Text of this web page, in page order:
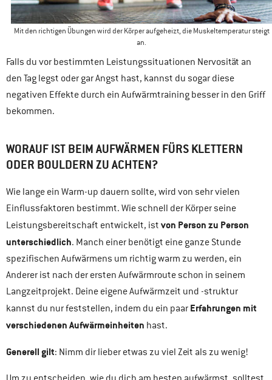
Mit den richtigen Übungen wird der Körper aufgeheizt, die Muskeltemperatur steigt
an.
Falls du vor bestimmten Leistungssituationen Nervosität an
den Tag legst oder gar Angst hast, kannst du sogar diese
negativen Effekte durch ein Aufwärmtraining besser in den Griff
bekommen.
WORAUF IST BEIM AUFWÄRMEN FÜRS KLETTERN
ODER BOULDERN ZU ACHTEN?
Wie lange ein Warm-up dauern sollte, wird von sehr vielen
Einflussfaktoren bestimmt. Wie schnell der Körper seine
Leistungsbereitschaft entwickelt, ist von Person zu Person
unterschiedlich. Manch einer benötigt eine ganze Stunde
spezifischen Aufwärmens um richtig warm zu werden, ein
Anderer ist nach der ersten Aufwärmroute schon in seinem
Langzeitprojekt. Deine eigene Aufwärmzeit und -struktur
kannst du nur feststellen, indem du ein paar Erfahrungen mit
verschiedenen Aufwärmeinheiten hast.
Generell gilt: Nimm dir lieber etwas zu viel Zeit als zu wenig!